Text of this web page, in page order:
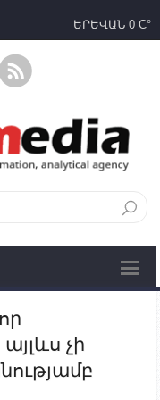
ԵՐԵՎԱՆ 0 C°
չի